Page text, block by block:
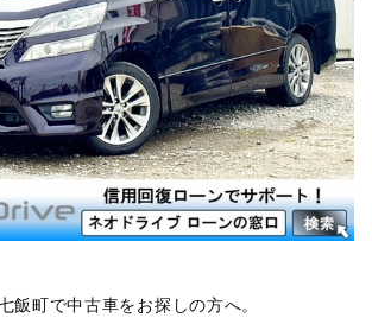
飯町で中古車をお探しの方へ。